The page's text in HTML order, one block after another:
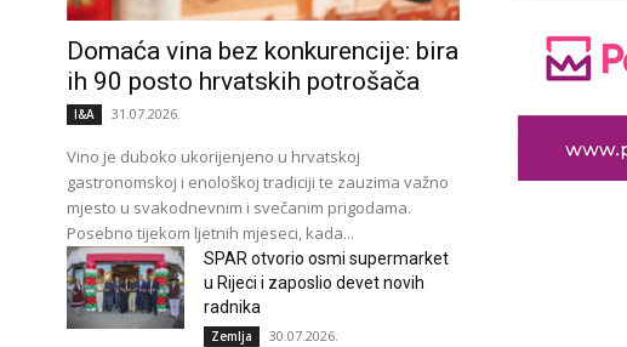
Domaća vina bez konkurencije: bira
ih 90 posto hrvatskih potrošača
I&A 31.07.2026.
Vino je duboko ukorijenjeno u hrvatskoj
gastronomskoj i enološkoj tradiciji te zauzima važno
mjesto u svakodnevnim i svečanim prigodama.
Posebno tijekom ljetnih mjeseci, kada...
SPAR otvorio osmi supermarket
u Rijeci i zaposlio devet novih
radnika
Zemlja 30.07.2026.